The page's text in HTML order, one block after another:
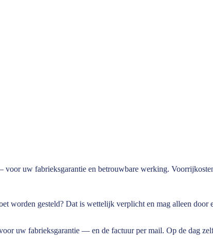
uw fabrieksgarantie en betrouwbare werking.
worden gesteld? Dat is wettelijk verplicht en mag alleen
uw fabrieksgarantie — en de factuur per mail. Op de dag